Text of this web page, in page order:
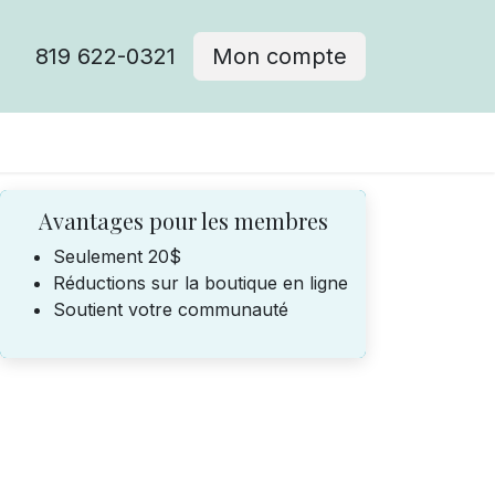
819 622-0321 Mon compte
Avantages pour les membres
Seulement 20$
Réductions sur la boutique en ligne
Soutient votre communauté